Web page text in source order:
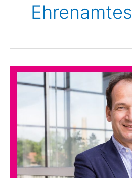
Ehrenamtes